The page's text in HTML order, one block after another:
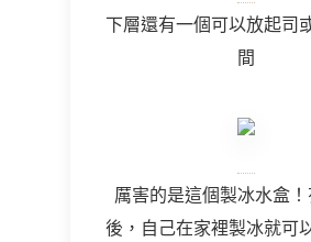
下層還有一個可以放起司
間
厲害的是這個製冰水盒
後，自己在家裡製冰就可